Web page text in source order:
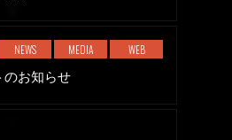
NEWS MEDIA
WEB
のお知らせ